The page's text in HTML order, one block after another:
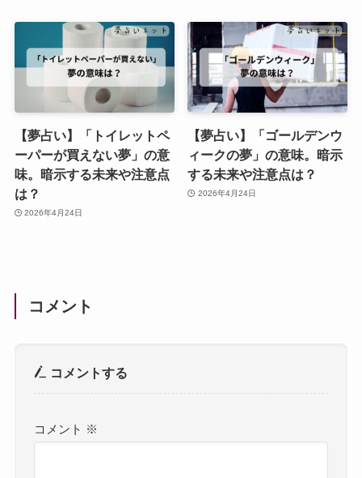
【夢占い】「トイレットペ
ーパーが買えない夢」の意
味。暗示する未来や注意点
は？
2026年4月24日
【夢占い】「ゴールデンウ
ィークの夢」の意味。暗示
する未来や注意点は？
2026年4月24日
コメント
コメントする
コメント ※